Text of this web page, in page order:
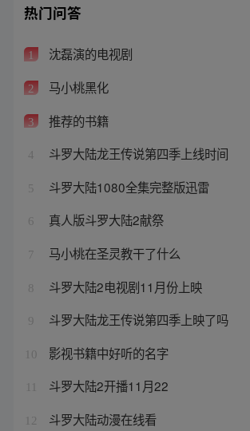
热门问答
1 沈磊演的电视剧
2 马小桃黑化
3 推荐的书籍
4 斗罗大陆龙王传说第四季上线时间
5 斗罗大陆1080全集完整版迅雷
6 真人版斗罗大陆2献祭
7 马小桃在圣灵教干了什么
8 斗罗大陆2电视剧11月份上映
9 斗罗大陆龙王传说第四季上映了吗
10 影视书籍中好听的名字
斗罗大陆2开播11月22
12 斗罗大陆动漫在线看